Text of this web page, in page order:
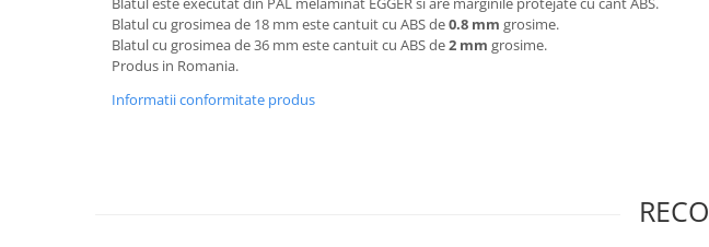
Blatul cu grosimea de 18 mm este cantuit cu ABS de0.8 mm grosime.
Blatul cu grosimea de 36 mm este cantuit cu ABS de2 mm grosime.
Produs in Romania.
Informatii conformitate produs